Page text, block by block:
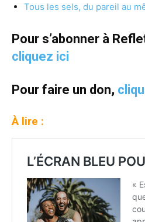
Tous les sels, du pareil au
Pour s’abonner à
cliquez ici
Pour faire un don,
À lire :